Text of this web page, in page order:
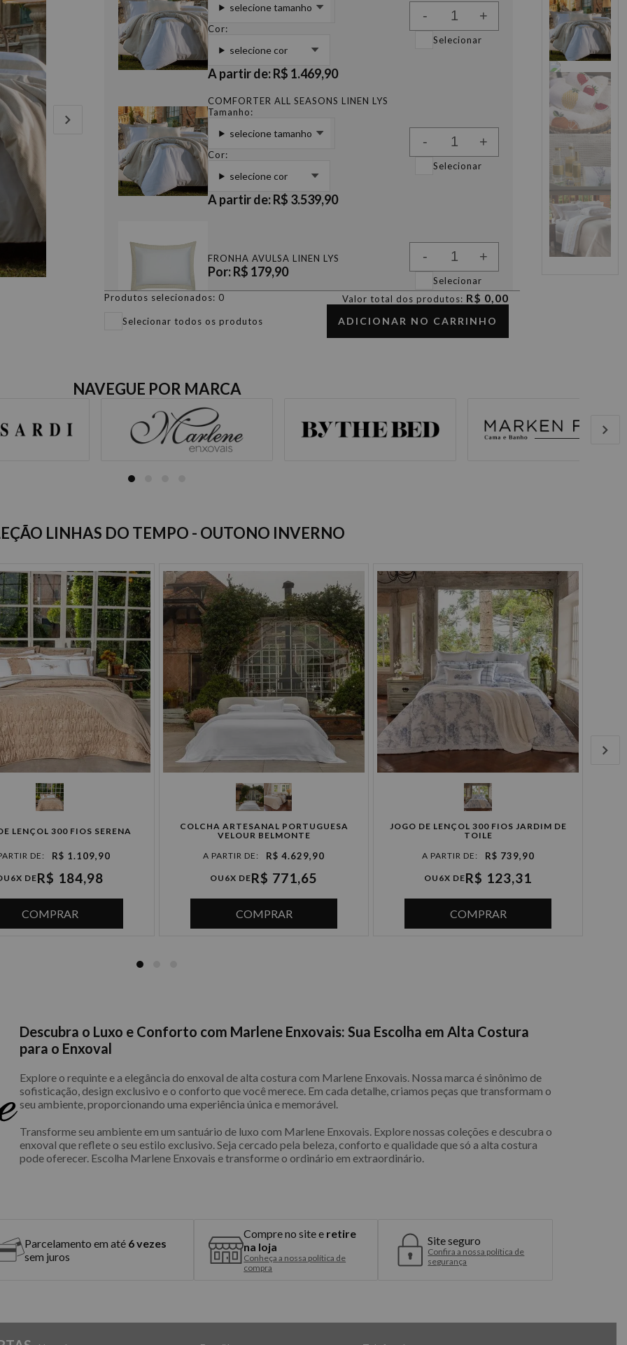
selecione tamanho
Cor:
selecione cor
A partir de: R$ 1.469,90
- +
Selecionar
COMFORTER ALL SEASONS LINEN LYS
Tamanho:
selecione tamanho
Cor:
selecione cor
A partir de: R$ 3.539,90
- +
Selecionar
FRONHA AVULSA LINEN LYS
Por: R$ 179,90
- +
Selecionar
DUVET LINEN LYS
Tamanho:
A partir de: R$ 1.739,90
Produtos selecionados: 0 Valor total dos produtos: R$ 0,00
Selecionar todos os produtos ADICIONAR NO CARRINHO
NAVEGUE POR MARCA
LINHAS DO TEMPO - OUTONO INVERNO
LENÇOL 300 FIOS SERENA
R$ 1.109,90
6X DER$ 184,98
COMPRAR
COLCHA ARTESANAL PORTUGUESA
VELOUR BELMONTE
R$ 4.629,90
OU 6X DER$ 771,65
COMPRAR
JOGO DE LENÇOL 300 FIOS JARDIM DE
TOILE
R$ 739,90
OU 6X DER$ 123,31
COMPRAR
Descubra o Luxo e Conforto com Marlene Enxovais: Sua Escolha em Alta Costura
para o Enxoval
Explore o requinte e a elegância do enxoval de alta costura com Marlene Enxovais. Nossa marca é sinônimo de
sofisticação, design exclusivo e o conforto que você merece. Em cada detalhe, criamos peças que transformam o
seu ambiente, proporcionando uma experiência única e memorável.
Transforme seu ambiente em um santuário de luxo com Marlene Enxovais. Explore nossas coleções e descubra o
enxoval que reflete o seu estilo exclusivo. Seja cercado pela beleza, conforto e qualidade que só a alta costura
pode oferecer. Escolha Marlene Enxovais e transforme o ordinário em extraordinário.
Parcelamento em até 6 vezes
sem juros
Compre no site e retire
na loja
Conheça a nossa política de
compra
Site seguro
Confira a nossa política de
segurança